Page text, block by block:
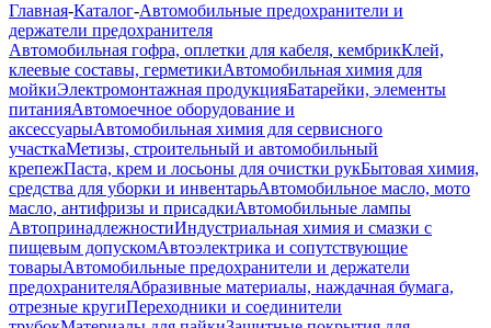
Главная-Каталог-Автомобильные предохранители и
держатели предохранителя
Автомобильная гофра, оплетки для кабеля, кембрикКлей,
клеевые составы, герметикиАвтомобильная химия для
мойкиЭлектромонтажная продукцияБатарейки, элементы
питанияАвтомоечное оборудование и
аксессуарыАвтомобильная химия для сервисного
участкаМетизы, строительный и автомобильный
крепежПаста, крем и лосьоны для очистки рукБытовая химия,
средства для уборки и инвентарьАвтомобильное масло, мото
масло, антифризы и присадкиАвтомобильные лампы
АвтопринадлежностиИндустриальная химия и смазки с
пищевым допускомАвтоэлектрика и сопутствующие
товарыАвтомобильные предохранители и держатели
предохранителяАбразивные материалы, наждачная бумага,
отрезные кругиПереходники и соединители